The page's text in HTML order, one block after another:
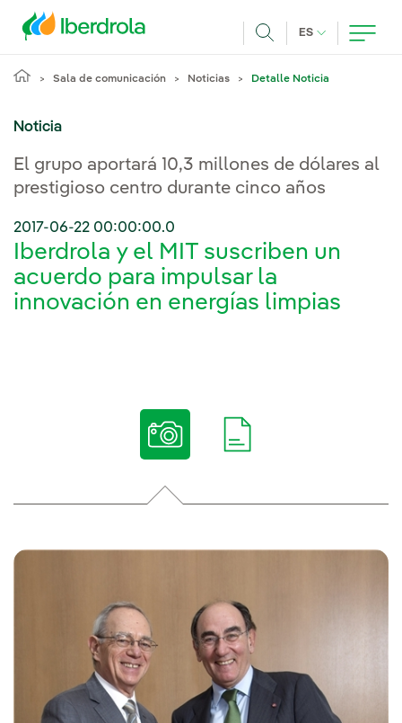
ES IDIOMA
Sala de comunicación Noticias Detalle Noticia
Noticia
El grupo aportará 10,3 millones de dólares al
prestigioso centro durante cinco años
2017-06-22 00:00:00.0
Iberdrola y el MIT suscriben un
acuerdo para impulsar la
innovación en energías limpias